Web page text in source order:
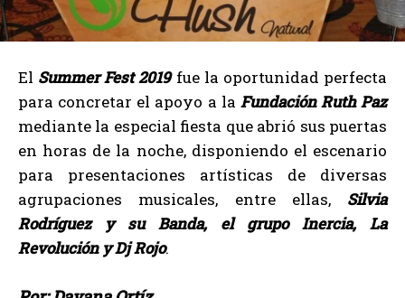
El Summer Fest 2019fue la oportunidad perfecta
para concretar el apoyo a la Fundación Ruth Paz
mediante la especial fiesta que abrió sus puertas
en horas de la noche, disponiendo el escenario
para presentaciones artísticas de diversas
agrupaciones musicales, entre ellas, Silvia
Rodríguez y su Banda, el grupo Inercia, La
Revolución y Dj Rojo.